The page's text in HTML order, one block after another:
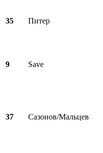
35 Питер
9 Save
37 Сазонов/Мальцев